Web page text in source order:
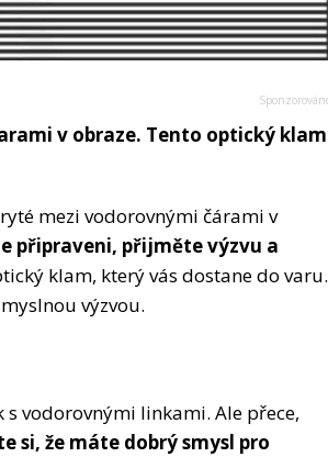
v obraze. Tento optický klam
mezi vodorovnými čárami v
připraveni, přijměte výzvu a
klam, který vás dostane do varu.
výzvou.
vodorovnými linkami. Ale přece,
si, že máte dobrý smysl pro